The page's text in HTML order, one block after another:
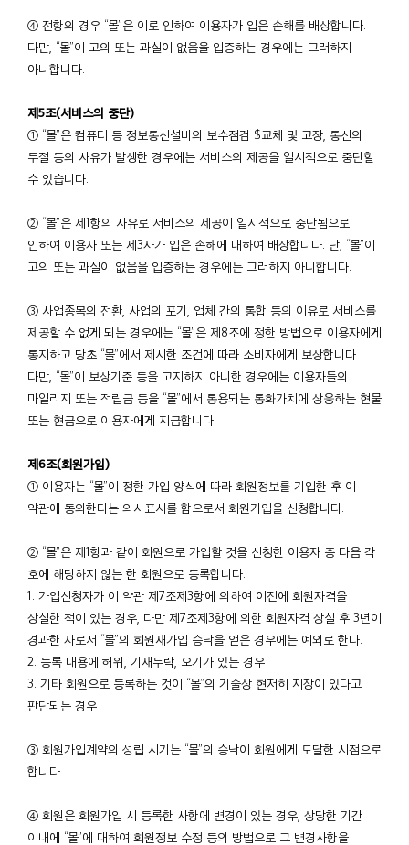
④ 전항의 경우 “몰”은 이로 인하여 이용자가 입은 손해를 배상합니다.
다만, “몰”이 고의 또는 과실이 없음을 입증하는 경우에는 그러하지
아니합니다.
제5조(서비스의 중단)
① “몰”은 컴퓨터 등 정보통신설비의 보수점검 $교체 및 고장, 통신의
두절 등의 사유가 발생한 경우에는 서비스의 제공을 일시적으로 중단할
수 있습니다.
② “몰”은 제1항의 사유로 서비스의 제공이 일시적으로 중단됨으로
인하여 이용자 또는 제3자가 입은 손해에 대하여 배상합니다. 단, “몰”이
고의 또는 과실이 없음을 입증하는 경우에는 그러하지 아니합니다.
③ 사업종목의 전환, 사업의 포기, 업체 간의 통합 등의 이유로 서비스를
제공할 수 없게 되는 경우에는 “몰”은 제8조에 정한 방법으로 이용자에게
통지하고 당초 “몰”에서 제시한 조건에 따라 소비자에게 보상합니다.
다만, “몰”이 보상기준 등을 고지하지 아니한 경우에는 이용자들의
마일리지 또는 적립금 등을 “몰”에서 통용되는 통화가치에 상응하는 현물
또는 현금으로 이용자에게 지급합니다.
제6조(회원가입)
① 이용자는 “몰”이 정한 가입 양식에 따라 회원정보를 기입한 후 이
약관에 동의한다는 의사표시를 함으로서 회원가입을 신청합니다.
② “몰”은 제1항과 같이 회원으로 가입할 것을 신청한 이용자 중 다음 각
호에 해당하지 않는 한 회원으로 등록합니다.
1. 가입신청자가 이 약관 제7조제3항에 의하여 이전에 회원자격을
상실한 적이 있는 경우, 다만 제7조제3항에 의한 회원자격 상실 후 3년이
경과한 자로서 “몰”의 회원재가입 승낙을 얻은 경우에는 예외로 한다.
2. 등록 내용에 허위, 기재누락, 오기가 있는 경우
3. 기타 회원으로 등록하는 것이 “몰”의 기술상 현저히 지장이 있다고
판단되는 경우
③ 회원가입계약의 성립 시기는 “몰”의 승낙이 회원에게 도달한 시점으로
합니다.
④ 회원은 회원가입 시 등록한 사항에 변경이 있는 경우, 상당한 기간
이내에 “몰”에 대하여 회원정보 수정 등의 방법으로 그 변경사항을